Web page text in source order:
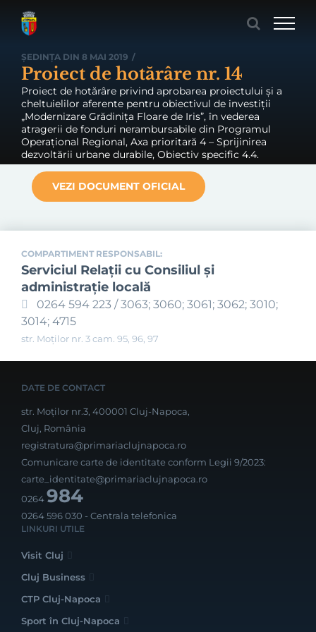
ȘEDINȚA DIN 8 MAI 2019 /
Proiect de hotărâre nr. 14
Proiect de hotărâre privind aprobarea proiectului și a
cheltuielilor aferente pentru obiectivul de investiții
„Modernizare Grădinița Floare de Iris”, în vederea
atragerii de fonduri nerambursabile din Programul
Operațional Regional, Axa prioritară 4 – Sprijinirea
dezvoltării urbane durabile, Obiectiv specific 4.4.
VEZI DOCUMENT OFICIAL
COMPARTIMENT RESPONSABIL:
Serviciul Relaţii cu Consiliul şi
administraţie locală
0264 594 223 / 3063; 3060; 3061; 3062; 3010;
3014; 4715
str. Moților nr. 3 cam. 95, 96, 97
DATE DE CONTACT
str. Moților nr.3, 400001 Cluj-Napoca,
Cluj, România
registratura@primariaclujnapoca.ro
Comunicare carte de identitate conform Legii 9/2023:
carte_identitate@primariaclujnapoca.ro
0264984
0264 596 030 - Centrala telefonica
LINKURI UTILE
Visit Cluj
Cluj Business
CTP Cluj-Napoca
Sport în Cluj-Napoca